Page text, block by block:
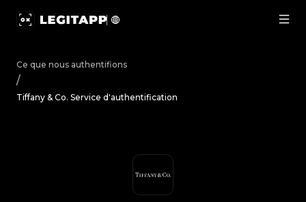
Ce que nous authentifions
/
Tiffany & Co. Service d'authentification